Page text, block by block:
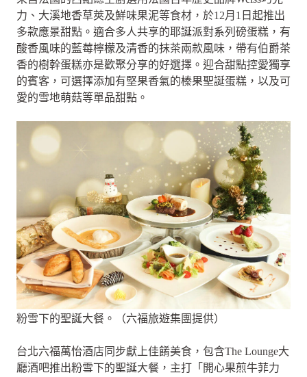
力、大溪地香草莢及鮮味果泥等食材，於12月1日起推出
多款應景甜點。適合多人共享的耶誕派對系列磅蛋糕，有
酸香風味的藍莓檸檬及清香的抹茶兩款風味，帶有伯爵茶
香的樹幹蛋糕亦是歡聚分享的好選擇。迎合甜點控愛獨享
的賓客，可選擇添加有堅果香氣的榛果聖誕蛋糕，以及可
愛的雪地萌菇等單品甜點。
粉雪下的聖誕大餐。（六福旅遊集團提供）
台北六福萬怡酒店同步獻上佳餚美食，包含The Lounge大
廳酒吧推出粉雪下的聖誕大餐，主打「開心果煎牛菲力